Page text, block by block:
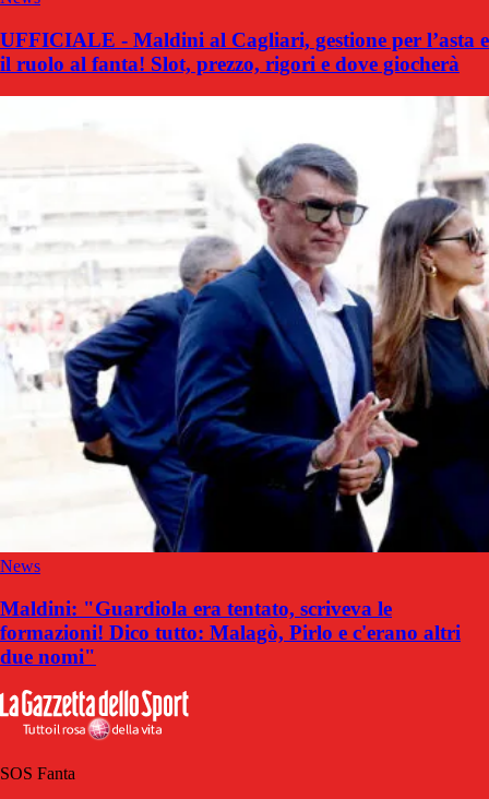
UFFICIALE - Maldini al Cagliari, gestione per l’asta e
il ruolo al fanta! Slot, prezzo, rigori e dove giocherà
News
Maldini: "Guardiola era tentato, scriveva le
formazioni! Dico tutto: Malagò, Pirlo e c'erano altri
due nomi"
SOS Fanta